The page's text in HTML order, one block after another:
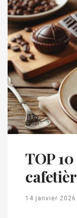
TOP
14 janvier 2026